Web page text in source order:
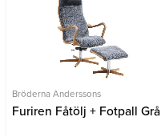
Bröderna Anderssons
Furiren Fåtölj + Fotpall Grå